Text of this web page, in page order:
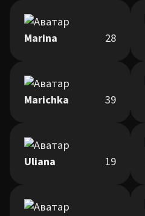
Marina 28
Marichka 39
Uliana 19